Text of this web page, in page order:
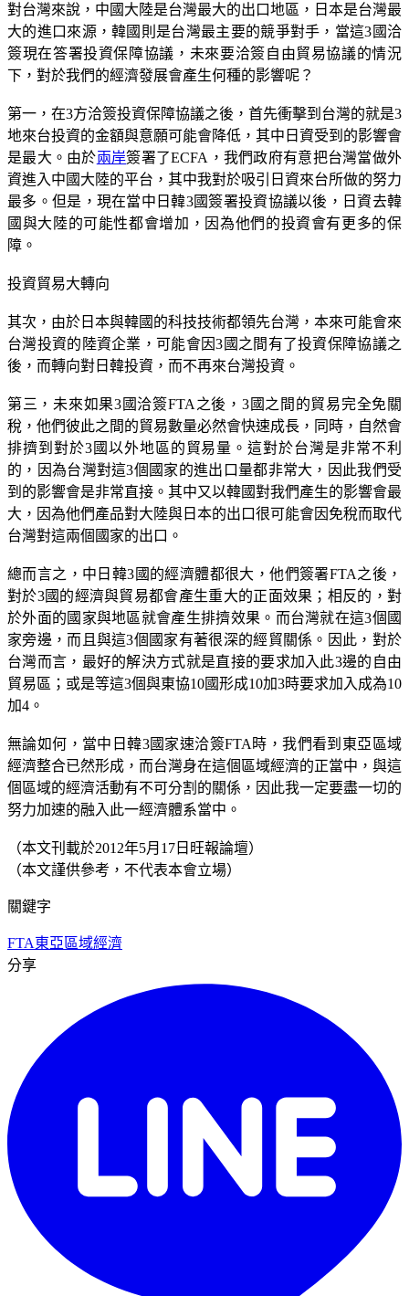
對台灣來說，中國大陸是台灣最大的出口地區，日本是台灣最
大的進口來源，韓國則是台灣最主要的競爭對手，當這3國洽
簽現在答署投資保障協議，未來要洽簽自由貿易協議的情況
下，對於我們的經濟發展會產生何種的影響呢？
第一，在3方洽簽投資保障協議之後，首先衝擊到台灣的就是3
地來台投資的金額與意願可能會降低，其中日資受到的影響會
是最大。由於兩岸簽署了ECFA，我們政府有意把台灣當做外
資進入中國大陸的平台，其中我對於吸引日資來台所做的努力
最多。但是，現在當中日韓3國簽署投資協議以後，日資去韓
國與大陸的可能性都會增加，因為他們的投資會有更多的保
障。
投資貿易大轉向
其次，由於日本與韓國的科技技術都領先台灣，本來可能會來
台灣投資的陸資企業，可能會因3國之間有了投資保障協議之
後，而轉向對日韓投資，而不再來台灣投資。
第三，未來如果3國洽簽FTA之後，3國之間的貿易完全免關
稅，他們彼此之間的貿易數量必然會快速成長，同時，自然會
排擠到對於3國以外地區的貿易量。這對於台灣是非常不利
的，因為台灣對這3個國家的進出口量都非常大，因此我們受
到的影響會是非常直接。其中又以韓國對我們產生的影響會最
大，因為他們產品對大陸與日本的出口很可能會因免稅而取代
台灣對這兩個國家的出口。
總而言之，中日韓3國的經濟體都很大，他們簽署FTA之後，
對於3國的經濟與貿易都會產生重大的正面效果；相反的，對
於外面的國家與地區就會產生排擠效果。而台灣就在這3個國
家旁邊，而且與這3個國家有著很深的經貿關係。因此，對於
台灣而言，最好的解決方式就是直接的要求加入此3邊的自由
貿易區；或是等這3個與東協10國形成10加3時要求加入成為10
加4。
無論如何，當中日韓3國家速洽簽FTA時，我們看到東亞區域
經濟整合已然形成，而台灣身在這個區域經濟的正當中，與這
個區域的經濟活動有不可分割的關係，因此我一定要盡一切的
努力加速的融入此一經濟體系當中。
（本文刊載於2012年5月17日旺報論壇）
（本文謹供參考，不代表本會立場）
關鍵字
FTA東亞區域經濟
分享